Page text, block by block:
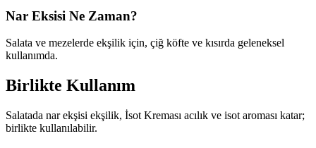
Nar Eksisi Ne Zaman?
Salata ve mezelerde ekşilik için, çiğ köfte ve kısırda geleneksel
kullanımda.
Birlikte Kullanım
Salatada nar ekşisi ekşilik, İsot Kreması acılık ve isot aroması katar;
birlikte kullanılabilir.